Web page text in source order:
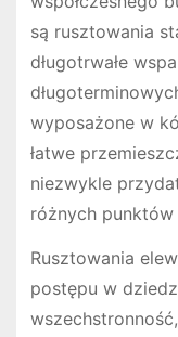
są rusztowania
długotrwałe
wyposażone w
łatwe
niezwykle
różnych
Rusztowania
postępu w